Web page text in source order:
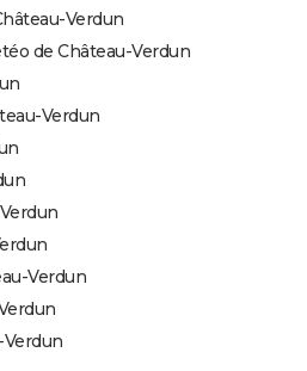
Verdun
de Château-Verdun
Verdun
Verdun